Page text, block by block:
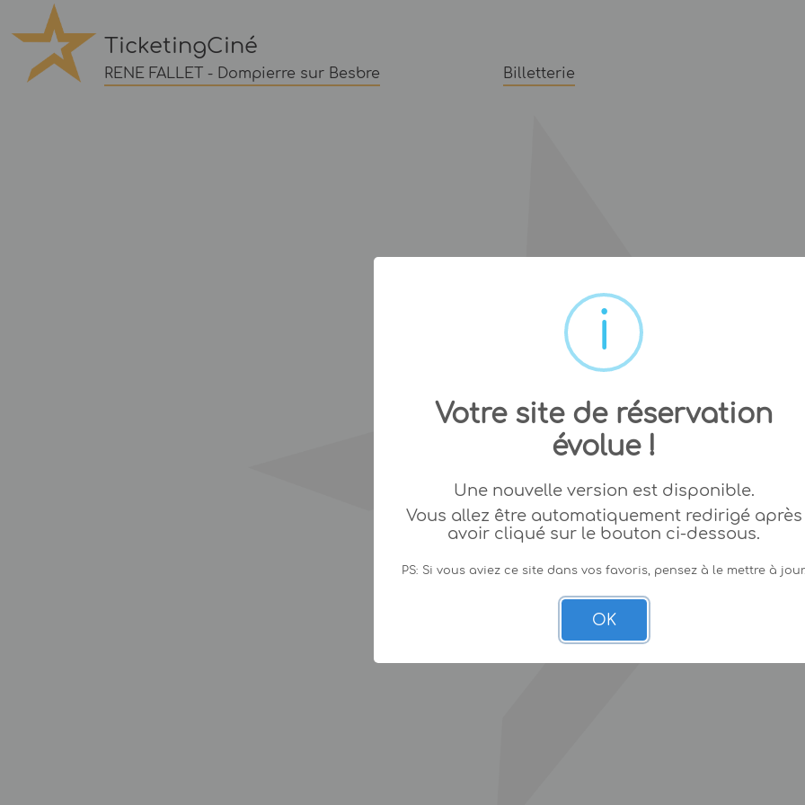
TicketingCiné
RENE FALLET - Dompierre sur Besbre Billetterie
Votre site de réservation
évolue !
Une nouvelle version est disponible.
Vous allez être automatiquement redirigé après
avoir cliqué sur le bouton ci-dessous.
PS: Si vous aviez ce site dans vos favoris, pensez à le mettre à
OK